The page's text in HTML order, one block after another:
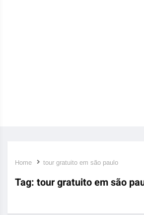
Home tour gratuito em são paulo
Tag: tour gratuito em são